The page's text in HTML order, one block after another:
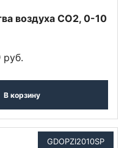
воздуха CO2, 0-10
руб.
В корзину
GDOPZI2010SP